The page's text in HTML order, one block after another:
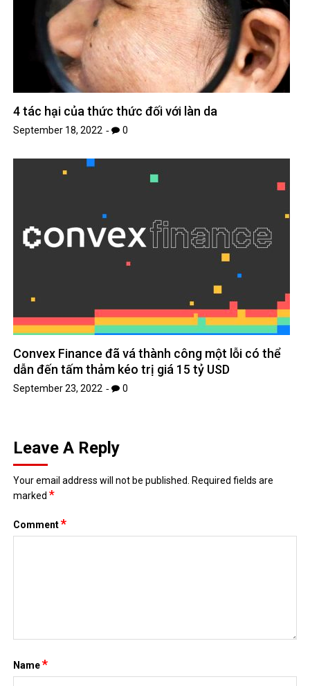
4 tác hại của thức thức đối với làn da
September 18, 2022 0
Convex Finance đã vá thành công một lỗi có thể
dẫn đến tấm thảm kéo trị giá 15 tỷ USD
September 23, 2022 0
Leave A Reply
Your email address will not be published. Required fields are
marked*
Comment*
Name*